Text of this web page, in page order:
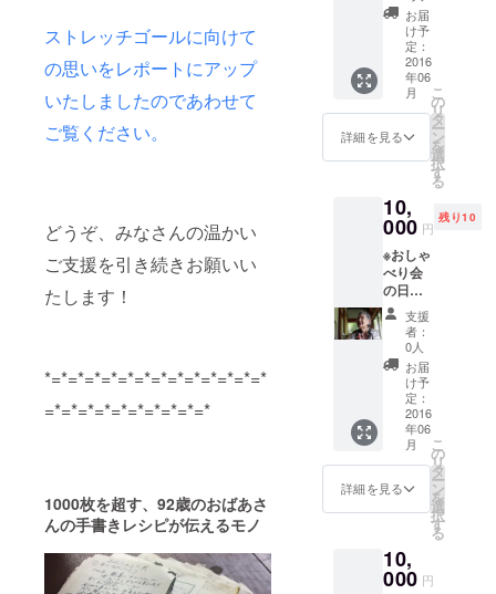
ストレッチゴールに向けて
の思いをレポートにアップ
いたしましたのであわせて
ご覧ください。
どうぞ、みなさんの温かい
ご支援を引き続きお願いい
たします！
*=*=*=*=*=*=*=*=*=*=*=*=*=*
=*=*=*=*=*=*=*=*=*=*
1000枚を超す、 92歳のおばあさ
んの手書きレシピが伝えるモノ
お届
け予
定：
2016
年06
月
詳細を見る
こ
の
リ
タ
ー
ン
を
選
択
す
る
10,
000 円
残り10
※おしゃ
べり会
の日程
は改め
てご連
絡いた
します
（鯖江
市内で
開催予
定で
す）。
※記録
DVDの
時間は
15分程
す。
支援
者：
0人
お届
け予
定：
2016
年06
月
詳細を見る
こ
の
リ
タ
ー
ン
を
選
択
す
る
10,
000 円